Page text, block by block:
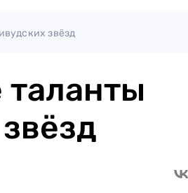
звёзд